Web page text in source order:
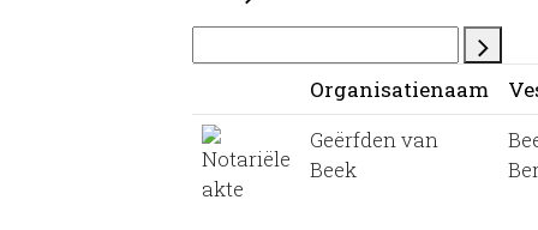
Organisatienaam
Geërfden van
Beek